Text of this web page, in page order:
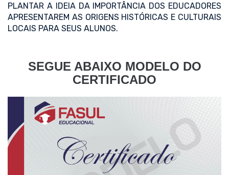
PLANTAR A IDEIA DA IMPORTÂNCIA DOS EDUCADORES
APRESENTAREM AS ORIGENS HISTÓRICAS E CULTURAIS
LOCAIS PARA SEUS ALUNOS.
SEGUE ABAIXO MODELO DO
CERTIFICADO